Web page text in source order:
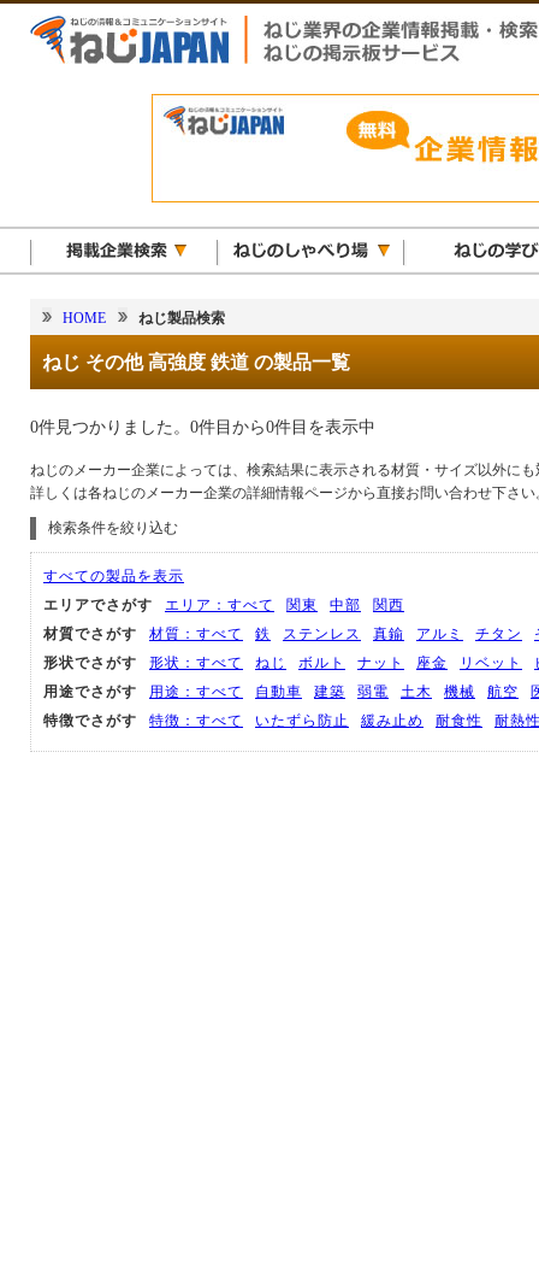
HOME ねじ製品検索
ねじ その他 高強度 鉄道 の製品一覧
0件見つかりました。0件目から0件目を表示中
ねじのメーカー企業によっては、検索結果に表示される材質・サイズ以外に
詳しくは各ねじのメーカー企業の詳細情報ページから直接お問い合わせ下さい
検索条件を絞り込む
すべての製品を表示
エリアでさがす
エリア：すべて 関東 中部
関西
材質でさがす
材質：すべて 鉄 ステンレス 真鍮 アルミ チタン
形状でさがす
形状：すべて ねじ ボルト ナット 座金 リベット
用途でさがす
用途：すべて 自動車 建築 弱電 土木 機械 航空
特徴でさがす
特徴：すべて いたずら防止 緩み止め 耐食性 耐熱